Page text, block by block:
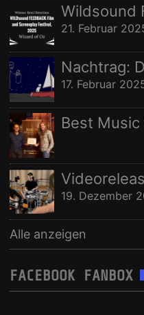
21. Februar
Nachtrag:
17. Februar
19. Dezember
Alle anzeigen
FACEBOOK FANBOX